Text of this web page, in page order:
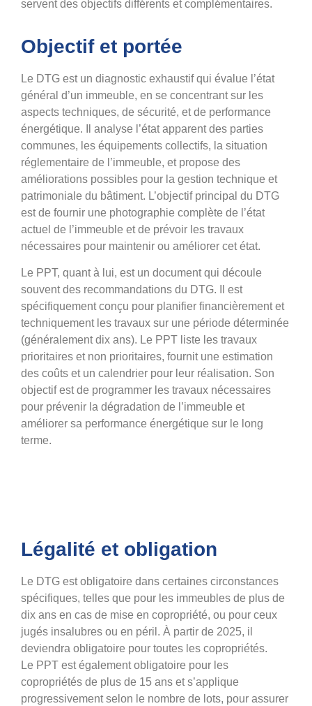
servent des objectifs différents et complémentaires.
Objectif et portée
Le DTG est un diagnostic exhaustif qui évalue l’état
général d’un immeuble, en se concentrant sur les
aspects techniques, de sécurité, et de performance
énergétique. Il analyse l’état apparent des parties
communes, les équipements collectifs, la situation
réglementaire de l’immeuble, et propose des
améliorations possibles pour la gestion technique et
patrimoniale du bâtiment. L’objectif principal du DTG
est de fournir une photographie complète de l’état
actuel de l’immeuble et de prévoir les travaux
nécessaires pour maintenir ou améliorer cet état​​.
Le PPT, quant à lui, est un document qui découle
souvent des recommandations du DTG. Il est
spécifiquement conçu pour planifier financièrement et
techniquement les travaux sur une période déterminée
(généralement dix ans). Le PPT liste les travaux
prioritaires et non prioritaires, fournit une estimation
des coûts et un calendrier pour leur réalisation. Son
objectif est de programmer les travaux nécessaires
pour prévenir la dégradation de l’immeuble et
améliorer sa performance énergétique sur le long
terme​.
Légalité et obligation
Le DTG est obligatoire dans certaines circonstances
spécifiques, telles que pour les immeubles de plus de
dix ans en cas de mise en copropriété, ou pour ceux
jugés insalubres ou en péril. À partir de 2025, il
deviendra obligatoire pour toutes les copropriétés​.
Le PPT est également obligatoire pour les
copropriétés de plus de 15 ans et s’applique
progressivement selon le nombre de lots, pour assurer